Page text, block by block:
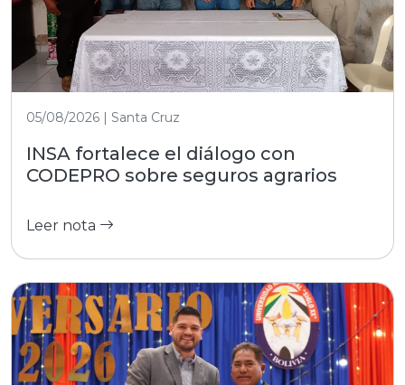
05/08/2026 | Santa Cruz
INSA fortalece el diálogo con
CODEPRO sobre seguros agrarios
Leer nota